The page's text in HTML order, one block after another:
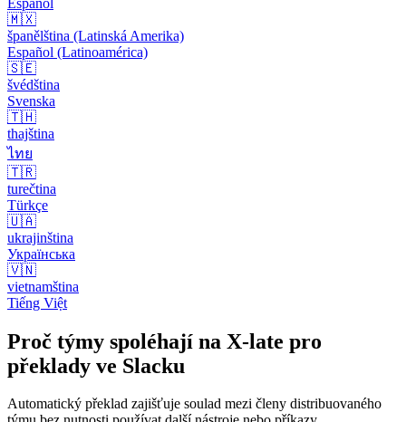
🇲🇽
španělština (Latinská Amerika)
Español (Latinoamérica)
🇸🇪
švédština
Svenska
🇹🇭
thajština
ไทย
🇹🇷
turečtina
Türkçe
🇺🇦
ukrajinština
Українська
🇻🇳
vietnamština
Tiếng Việt
Proč týmy spoléhají na X-late pro
překlady ve Slacku
Automatický překlad zajišťuje soulad mezi členy distribuovaného